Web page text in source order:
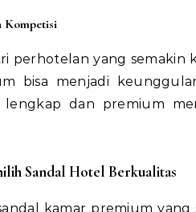
Kompetisi
perhotelan yang semakin
bisa menjadi
lengkap dan premium
Sandal Hotel Berkualitas
kamar premium yang